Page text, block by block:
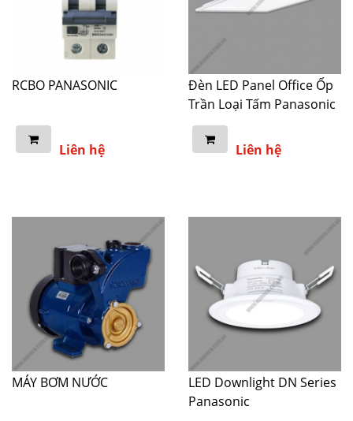
RCBO PANASONIC
Liên hệ
Đèn LED Panel Office Ốp
Trần Loại Tấm Panasonic
Liên hệ
MÁY BƠM NƯỚC
LED Downlight DN Series
Panasonic